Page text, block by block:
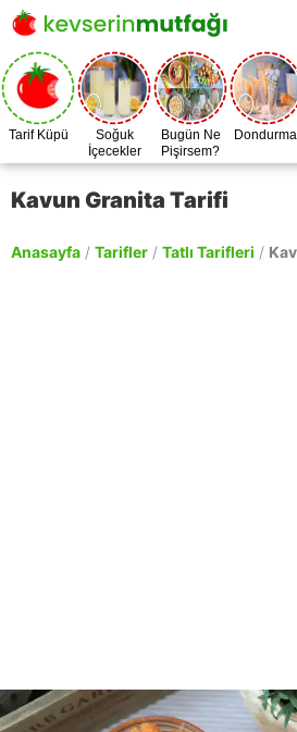
Tarif Küpü
Soğuk
İçecekler
Bugün Ne
Pişirsem?
Kavun Granita Tarifi
Anasayfa / Tarifler / Tatlı Tarifleri /